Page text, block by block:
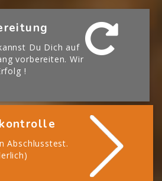
Du Dich auf
vorbereiten. Wir
!
Abschlusstest.